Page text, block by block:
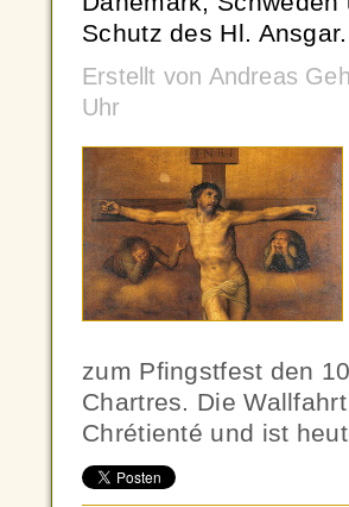
Schutz des Hl. Ansgar.
Erstellt von Andreas
Uhr
zum Pfingstfest den
Chartres. Die
Chrétienté und ist